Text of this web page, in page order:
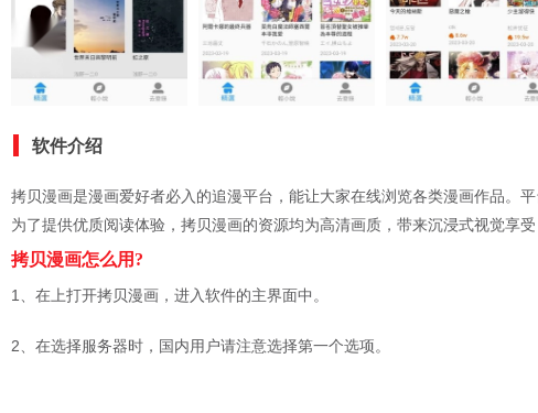
软件介绍
拷贝漫画是漫画爱好者必入的追漫平台，能让大家在线浏览各类漫画作品。
为了提供优质阅读体验，拷贝漫画的资源均为高清画质，带来沉浸式视觉享
拷贝漫画怎么用?
1、在上打开拷贝漫画，进入软件的主界面中。
2、在选择服务器时，国内用户请注意选择第一个选项。